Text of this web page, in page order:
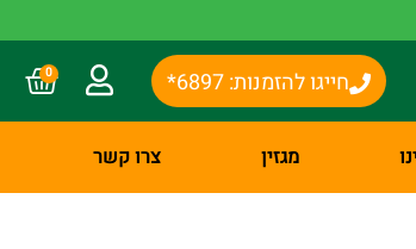
חייגו להזמנות: 6897* 0
מגזין צרו קשר